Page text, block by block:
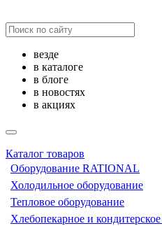
везде
в каталоге
в блоге
в новостях
в акциях
Каталог товаров
Оборудование RATIONAL
Холодильное оборудование
Тепловое оборудование
Хлебопекарное и